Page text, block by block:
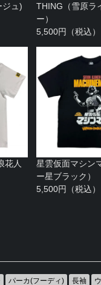
ジュ)
THING（雪原ラ
ー）
5,500円（税込）
花人
星雲仮面マシン
ー星ブラック）
5,500円（税込）
パーカ(フーディ) 長袖